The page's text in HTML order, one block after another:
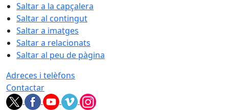
Saltar a la capçalera
Saltar al contingut
Saltar a imatges
Saltar a relacionats
Saltar al peu de pàgina
Adreces i telèfons
Contactar